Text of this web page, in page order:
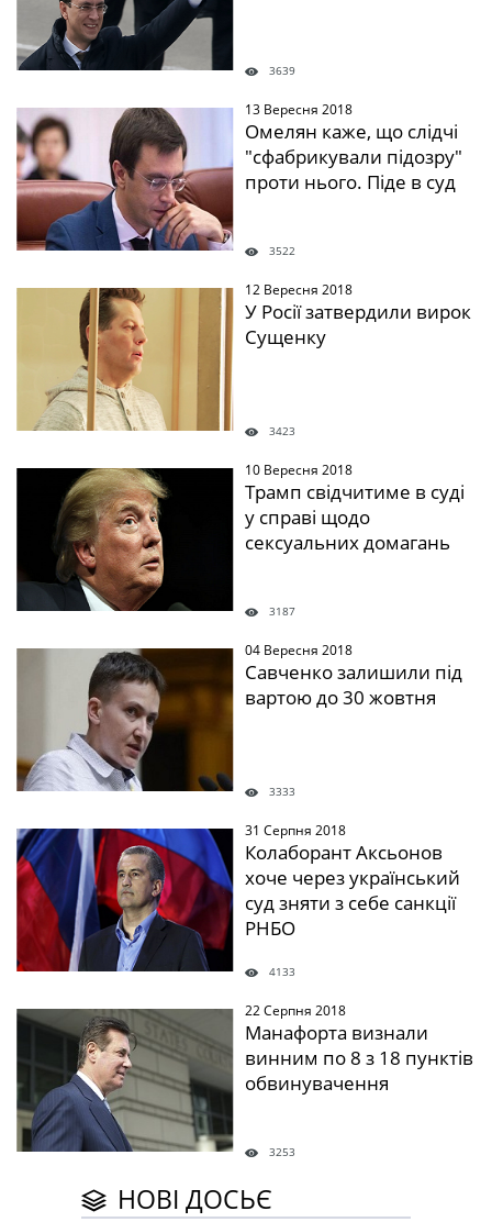
3639
" /> 13 Вересня 2018
Омелян каже, що слідчі
"сфабрикували підозру"
проти нього. Піде в суд
3522
12 Вересня 2018
У Росії затвердили вирок
Сущенку
3423
10 Вересня 2018
Трамп свідчитиме в суді
у справі щодо
сексуальних домагань
3187
04 Вересня 2018
Савченко залишили під
вартою до 30 жовтня
3333
" /> 31 Серпня 2018
Колаборант Аксьонов
хоче через український
суд зняти з себе санкції
РНБО
4133
" /> 22 Серпня 2018
Манафорта визнали
винним по 8 з 18 пунктів
обвинувачення
3253
НОВІ ДОСЬЄ